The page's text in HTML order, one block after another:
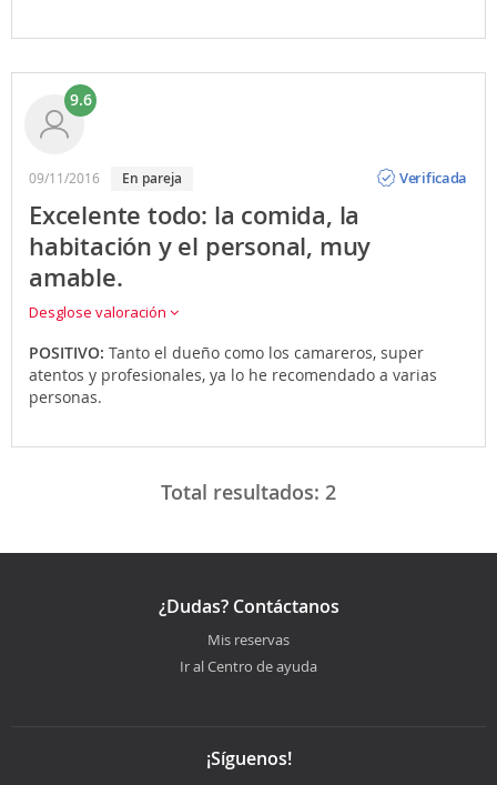
9.6
09/11/2016 en pareja
Verificada
Excelente todo: la comida, la
habitación y el personal, muy
amable.
Desglose valoración
POSITIVO: Tanto el dueño como los camareros, super
atentos y profesionales, ya lo he recomendado a varias
personas.
Total resultados: 2
¿Dudas? Contáctanos
Mis reservas
Ir al Centro de ayuda
¡Síguenos!